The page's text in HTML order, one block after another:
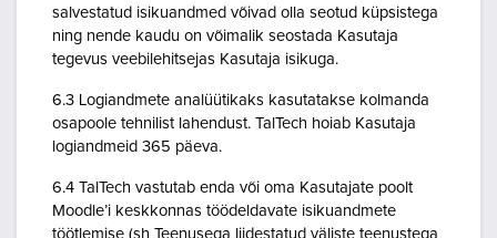
salvestatud isikuandmed võivad olla seotud küpsistega
ning nende kaudu on võimalik seostada Kasutaja
tegevus veebilehitsejas Kasutaja isikuga.
6.3 Logiandmete analüütikaks kasutatakse kolmanda
osapoole tehnilist lahendust. TalTech hoiab Kasutaja
logiandmeid 365 päeva.
6.4 TalTech vastutab enda või oma Kasutajate poolt
Moodle’i keskkonnas töödeldavate isikuandmete
töötlemise (sh Teenusega liidestatud väliste teenustega